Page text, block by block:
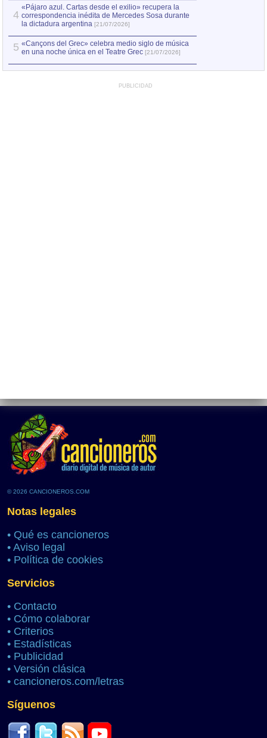
4
«Pájaro azul. Cartas desde el exilio» recupera la
correspondencia inédita de Mercedes Sosa durante
la dictadura argentina [21/07/2026]
5 «Cançons del Grec» celebra medio siglo de música
en una noche única en el Teatre Grec [21/07/2026]
PUBLICIDAD
© 2026 CANCIONEROS.COM
Notas legales
• Qué es cancioneros
• Aviso legal
• Política de cookies
Servicios
• Contacto
• Cómo colaborar
• Criterios
• Estadísticas
• Publicidad
• Versión clásica
• cancioneros.com/letras
Síguenos